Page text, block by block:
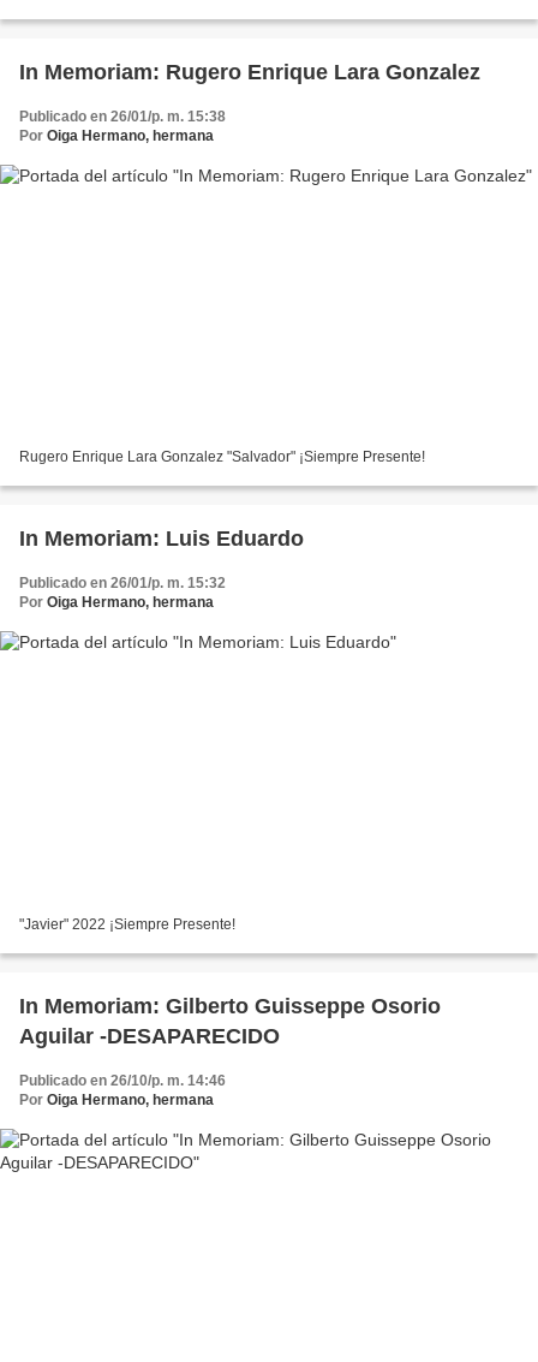
In Memoriam: Rugero Enrique Lara Gonzalez
Publicado en 26/01/p. m. 15:38
Por Oiga Hermano, hermana
Rugero Enrique Lara Gonzalez "Salvador" ¡Siempre Presente!
In Memoriam: Luis Eduardo
Publicado en 26/01/p. m. 15:32
Por Oiga Hermano, hermana
"Javier" 2022 ¡Siempre Presente!
In Memoriam: Gilberto Guisseppe Osorio
Aguilar -DESAPARECIDO
Publicado en 26/10/p. m. 14:46
Por Oiga Hermano, hermana